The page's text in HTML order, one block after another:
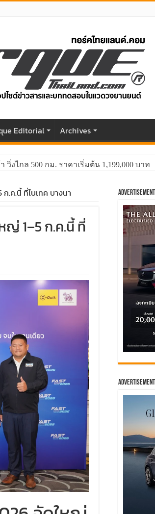
Editorial Archives
วิ่งไกล 500 กม. ราคาเริ่มต้น 1,199,000 บาท
.ค.นี้ ที่ไบเทค บางนา
ญ่ 1–5 ก.ค.นี้ ที่
Advertisement
Advertisement